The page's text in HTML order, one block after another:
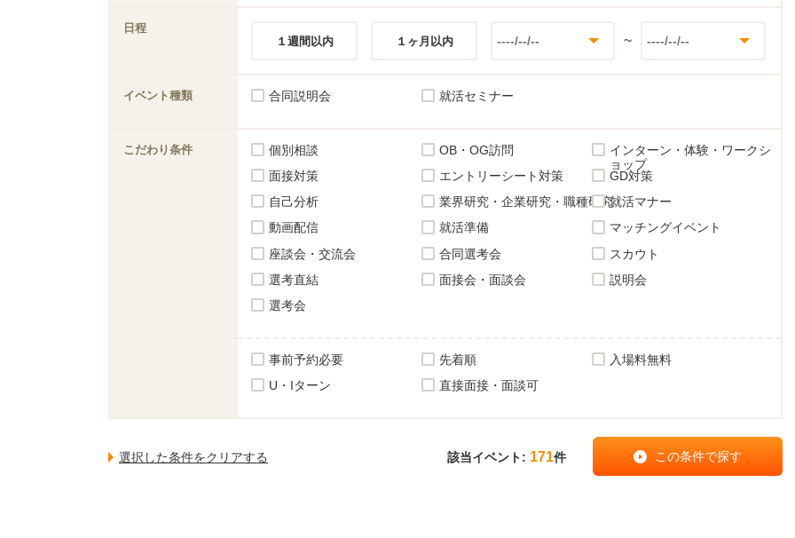
日程
１週間以内
１ヶ月以内 ~
イベント種類 合同説明会 就活セミナー
こだわり条件 個別相談 OB・OG訪問
インターン・体験・ワークシ
ョップ
面接対策
エントリーシート対策
GD対策
自己分析
業界研究・企業研究・職種研究就活マナー
動画配信
就活準備
マッチングイベント
座談会・交流会
合同選考会
スカウト
選考直結
面接会・面談会
説明会
選考会
事前予約必要 先着順
入場料無料
U・Iターン
直接面接・面談可
該当イベント: 171件